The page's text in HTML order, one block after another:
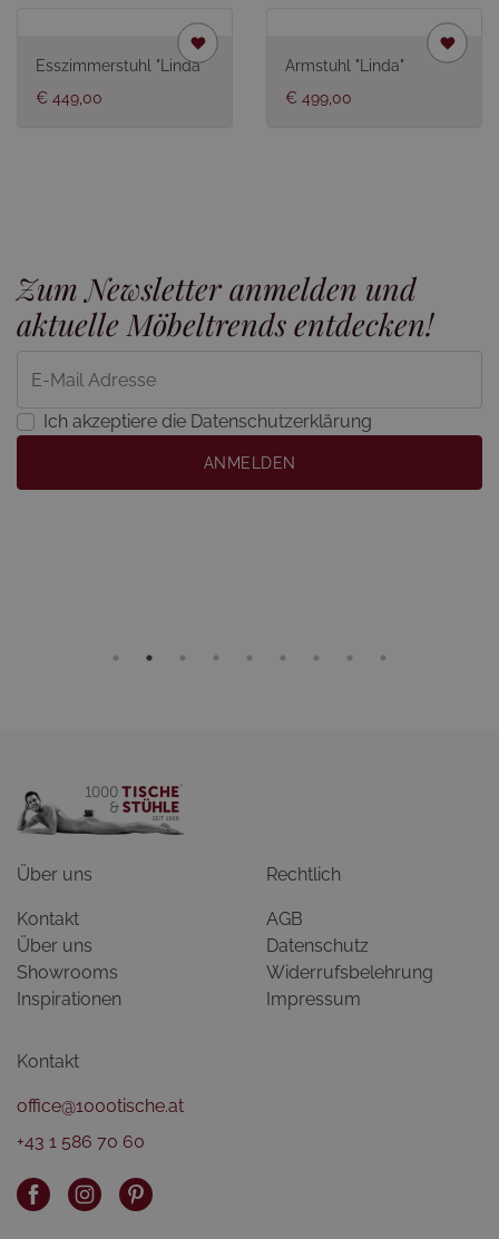
Esszimmerstuhl "Linda"
€ 449,00
Armstuhl "Linda"
€ 499,00
Zum Newsletter anmelden und
aktuelle Möbeltrends entdecken!
Ich akzeptiere die Datenschutzerklärung
ANMELDEN
Über uns
Kontakt
Über uns
Showrooms
Inspirationen
Rechtlich
AGB
Datenschutz
Widerrufsbelehrung
Impressum
Kontakt
office@1000tische.at
+43 1 586 70 60